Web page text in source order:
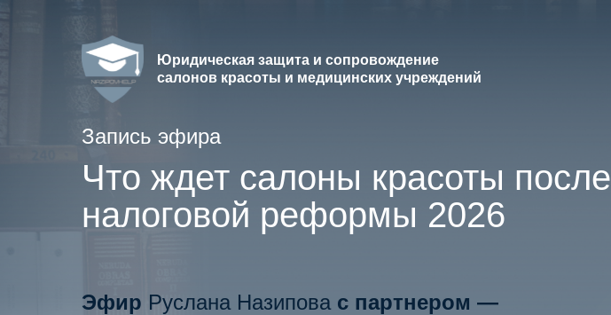
Юридическая защита и сопровождение
салонов красоты и медицинских учреждений
Запись эфира
Что ждет салоны красоты после
налоговой реформы 2026
Эфир Руслана Назипова с партнером —